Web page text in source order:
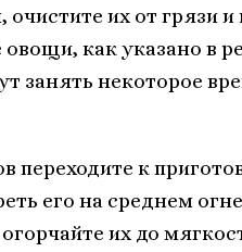
их от грязи
как указано в
занять некоторое
переходите к
его на среднем
их до